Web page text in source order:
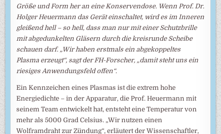
Größe und Form her an eine Konservendose. Wenn Prof. Dr.
Holger Heuermann das Gerät einschaltet, wird es im Inneren
gleißend hell – so hell, dass man nur mit einer Schutzbrille
mit abgedunkelten Gläsern durch die kreisrunde Scheibe
schauen darf. „Wir haben erstmals ein abgekoppeltes
Plasma erzeugt“, sagt der FH-Forscher, „damit steht uns ein
riesiges Anwendungsfeld offen“.
Ein Kennzeichen eines Plasmas ist die extrem hohe
Energiedichte – in der Apparatur, die Prof. Heuermann mit
seinem Team entwickelt hat, entsteht eine Temperatur von
mehr als 5000 Grad Celsius. „Wir nutzen einen
Wolframdraht zur Zündung“, erläutert der Wissenschaftler,